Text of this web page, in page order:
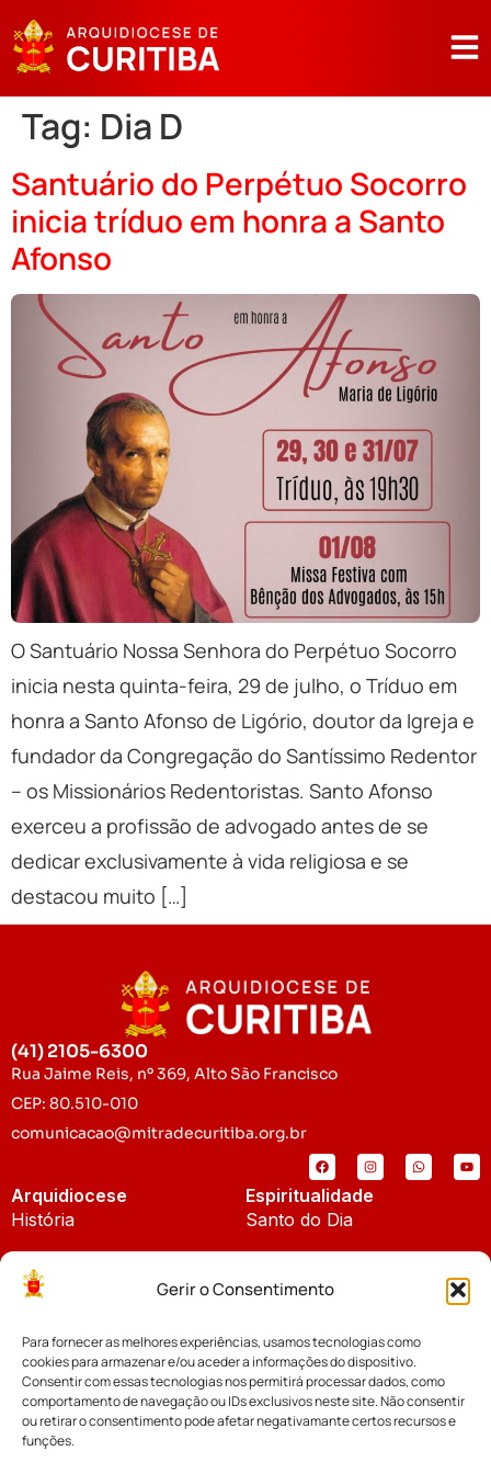
Gerir o Consentimento
Para fornecer as melhores experiências, usamos tecnologias como
cookies para armazenar e/ou aceder a informações do dispositivo.
Consentir com essas tecnologias nos permitirá processar dados, como
comportamento de navegação ou IDs exclusivos neste site. Não consentir
ou retirar o consentimento pode afetar negativamante certos recursos e
funções.
Tag: Dia D
Santuário do Perpétuo Socorro
inicia tríduo em honra a Santo
Afonso
O Santuário Nossa Senhora do Perpétuo Socorro
inicia nesta quinta-feira, 29 de julho, o Tríduo em
honra a Santo Afonso de Ligório, doutor da Igreja e
fundador da Congregação do Santíssimo Redentor
– os Missionários Redentoristas. Santo Afonso
exerceu a profissão de advogado antes de se
dedicar exclusivamente à vida religiosa e se
destacou muito […]
(41) 2105-6300
Rua Jaime Reis, nº 369, Alto São Francisco
CEP: 80.510-010
comunicacao@mitradecuritiba.org.br
Arquidiocese
História
Padroeira
Espiritualidade
Santo do Dia
Notícias
Notícias da Arquidiocese
Notícias Cáritas
Cúria Diocesana
Fundo Diocesano